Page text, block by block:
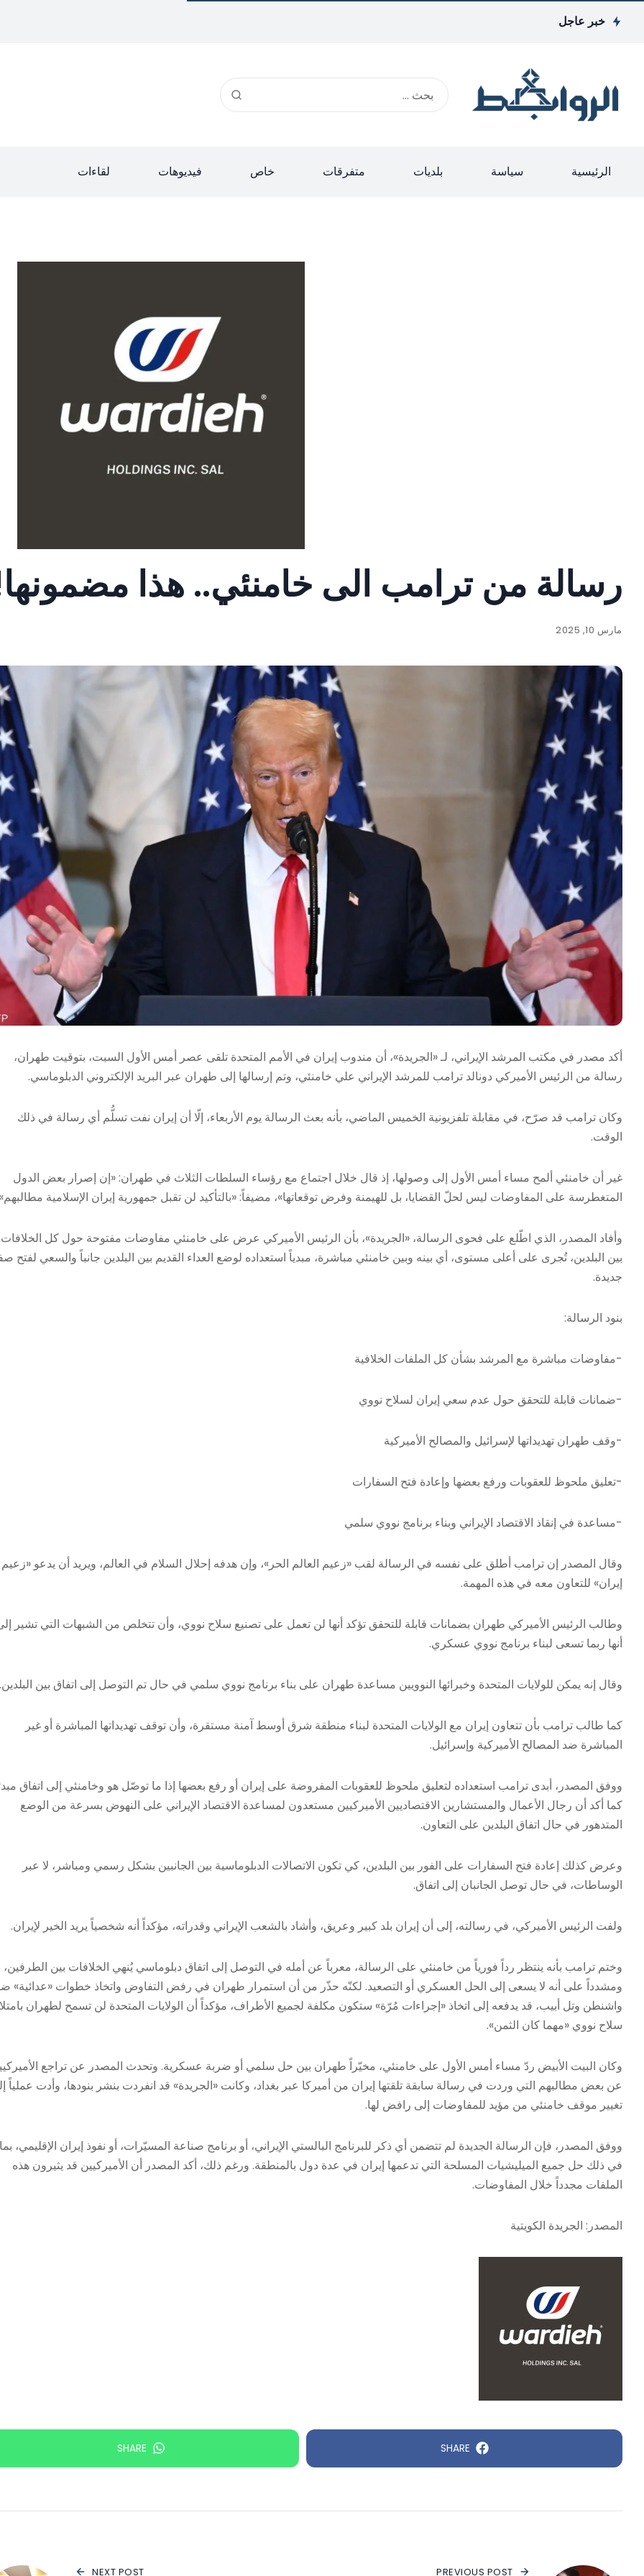
خبر عاجل
الرئيسية سياسة بلديات متفرقات خاص فيديوهات لقاءات
رسالة من ترامب الى خامنئي.. هذا
مارس 10, 2025
أكد مصدر في مكتب المرشد الإيراني، لـ «الجريدة»، أن مندوب إيران في الأمم المتحدة تلقى عصر أمس الأول السبت، بتوقيت طهران،
رسالة من الرئيس الأميركي دونالد ترامب للمرشد الإيراني علي خامنئي، وتم إرسالها إلى طهران عبر البريد الإلكتروني الدبلوماسي.
وكان ترامب قد صرّح، في مقابلة تلفزيونية الخميس الماضي، بأنه بعث الرسالة يوم الأربعاء، إلّا أن إيران نفت تسلُّم أي رسالة في ذلك
الوقت.
غير أن خامنئي ألمح مساء أمس الأول إلى وصولها، إذ قال خلال اجتماع مع رؤساء السلطات الثلاث في طهران: «إن إصرار بعض الدول
المتغطرسة على المفاوضات ليس لحلّ القضايا، بل للهيمنة وفرض توقعاتها»، مضيفاً: «بالتأكيد لن تقبل جمهورية إيران الإسلامية
وأفاد المصدر، الذي اطّلع على فحوى الرسالة، «الجريدة»، بأن الرئيس الأميركي عرض على خامنئي مفاوضات مفتوحة حول كل الخلافات
بين البلدين، تُجرى على أعلى مستوى، أي بينه وبين خامنئي مباشرة، مبدياً استعداده لوضع العداء القديم بين البلدين جانباً والسعي لفتح
جديدة.
بنود الرسالة:
-مفاوضات مباشرة مع المرشد بشأن كل الملفات الخلافية
-ضمانات قابلة للتحقق حول عدم سعي إيران لسلاح نووي
-وقف طهران تهديداتها لإسرائيل والمصالح الأميركية
-تعليق ملحوظ للعقوبات ورفع بعضها وإعادة فتح السفارات
-مساعدة في إنقاذ الاقتصاد الإيراني وبناء برنامج نووي سلمي
وقال المصدر إن ترامب أطلق على نفسه في الرسالة لقب «زعيم العالم الحر»، وإن هدفه إحلال السلام في العالم، ويريد أن يدعو «زعيم
إيران» للتعاون معه في هذه المهمة.
وطالب الرئيس الأميركي طهران بضمانات قابلة للتحقق تؤكد أنها لن تعمل على تصنيع سلاح نووي، وأن تتخلص من الشبهات التي تشير
أنها ربما تسعى لبناء برنامج نووي عسكري.
وقال إنه يمكن للولايات المتحدة وخبرائها النوويين مساعدة طهران على بناء برنامج نووي سلمي في حال تم التوصل إلى اتفاق بين
كما طالب ترامب بأن تتعاون إيران مع الولايات المتحدة لبناء منطقة شرق أوسط آمنة مستقرة، وأن توقف تهديداتها المباشرة أو غير
المباشرة ضد المصالح الأميركية وإسرائيل.
ووفق المصدر، أبدى ترامب استعداده لتعليق ملحوظ للعقوبات المفروضة على إيران أو رفع بعضها إذا ما توصّل هو وخامنئي إلى اتفاق
كما أكد أن رجال الأعمال والمستشارين الاقتصاديين الأميركيين مستعدون لمساعدة الاقتصاد الإيراني على النهوض بسرعة من الوضع
المتدهور في حال اتفاق البلدين على التعاون.
وعرض كذلك إعادة فتح السفارات على الفور بين البلدين، كي تكون الاتصالات الدبلوماسية بين الجانبين بشكل رسمي ومباشر، لا عبر
الوساطات، في حال توصل الجانبان إلى اتفاق.
ولفت الرئيس الأميركي، في رسالته، إلى أن إيران بلد كبير وعريق، وأشاد بالشعب الإيراني وقدراته، مؤكداً أنه شخصياً يريد الخير لإيران.
وختم ترامب بأنه ينتظر رداً فورياً من خامنئي على الرسالة، معرباً عن أمله في التوصل إلى اتفاق دبلوماسي يُنهي الخلافات بين الطرفين،
ومشدداً على أنه لا يسعى إلى الحل العسكري أو التصعيد. لكنّه حذّر من أن استمرار طهران في رفض التفاوض واتخاذ خطوات «عدائية»
واشنطن وتل أبيب، قد يدفعه إلى اتخاذ «إجراءات مُرّة» ستكون مكلفة لجميع الأطراف، مؤكداً أن الولايات المتحدة لن تسمح لطهران
سلاح نووي «مهما كان الثمن».
وكان البيت الأبيض ردّ مساء أمس الأول على خامنئي، مخيّراً طهران بين حل سلمي أو ضربة عسكرية. وتحدث المصدر عن تراجع
عن بعض مطالبهم التي وردت في رسالة سابقة تلقتها إيران من أميركا عبر بغداد، وكانت «الجريدة» قد انفردت بنشر بنودها، وأدت عملياً
تغيير موقف خامنئي من مؤيد للمفاوضات إلى رافض لها.
ووفق المصدر، فإن الرسالة الجديدة لم تتضمن أي ذكر للبرنامج البالستي الإيراني، أو برنامج صناعة المسيّرات، أو نفوذ إيران الإقليمي، بما
في ذلك حل جميع الميليشيات المسلحة التي تدعمها إيران في عدة دول بالمنطقة. ورغم ذلك، أكد المصدر أن الأميركيين قد يثيرون هذه
الملفات مجدداً خلال المفاوضات.
المصدر: الجريدة الكويتية
SHARE
SHARE
PREVIOUS POST
NEXT POST